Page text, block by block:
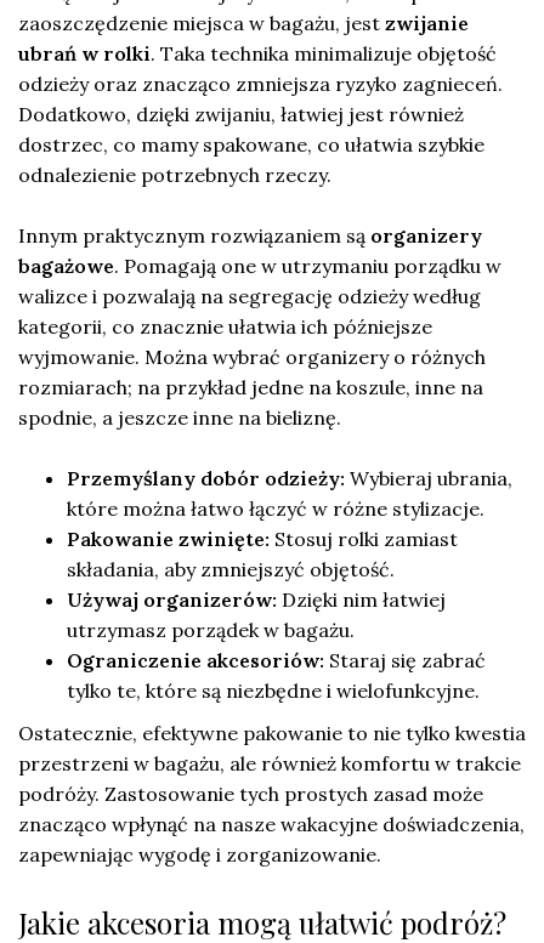
zaoszczędzenie miejsca w bagażu, jest zwijanie
ubrań w rolki. Taka technika minimalizuje objętość
odzieży oraz znacząco zmniejsza ryzyko zagnieceń.
Dodatkowo, dzięki zwijaniu, łatwiej jest również
dostrzec, co mamy spakowane, co ułatwia szybkie
odnalezienie potrzebnych rzeczy.
Innym praktycznym rozwiązaniem są organizery
bagażowe. Pomagają one w utrzymaniu porządku w
walizce i pozwalają na segregację odzieży według
kategorii, co znacznie ułatwia ich późniejsze
wyjmowanie. Można wybrać organizery o różnych
rozmiarach; na przykład jedne na koszule, inne na
spodnie, a jeszcze inne na bieliznę.
Przemyślany dobór odzieży: Wybieraj ubrania,
które można łatwo łączyć w różne stylizacje.
Pakowanie zwinięte: Stosuj rolki zamiast
składania, aby zmniejszyć objętość.
Używaj organizerów: Dzięki nim łatwiej
utrzymasz porządek w bagażu.
Ograniczenie akcesoriów: Staraj się zabrać
tylko te, które są niezbędne i wielofunkcyjne.
Ostatecznie, efektywne pakowanie to nie tylko kwestia
przestrzeni w bagażu, ale również komfortu w trakcie
podróży. Zastosowanie tych prostych zasad może
znacząco wpłynąć na nasze wakacyjne doświadczenia,
zapewniając wygodę i zorganizowanie.
Jakie akcesoria mogą ułatwić podróż?